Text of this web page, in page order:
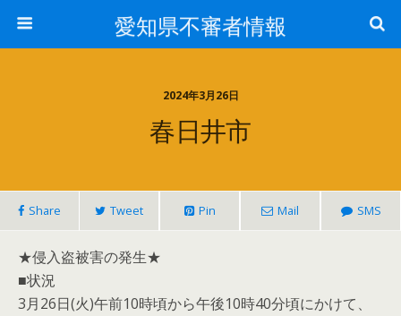
愛知県不審者情報
2024年3月26日
春日井市
Share Tweet Pin Mail SMS
★侵入盗被害の発生★
■状況
3月26日(火)午前10時頃から午後10時40分頃にかけて、